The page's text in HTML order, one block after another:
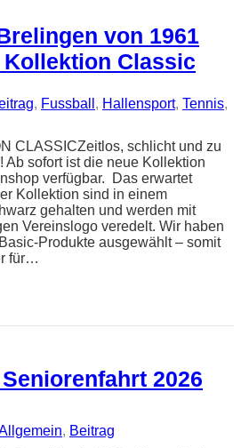
von 1961
Kollektion Classic
, Fussball , Hallensport, Tennis
CLASSICZeitlos, schlicht und zu
Ab sofort ist die neue Kollektion
verfügbar. Das erwartet
Kollektion sind in einem
gehalten und werden mit
Vereinslogo veredelt. Wir haben
Produkte ausgewählt – somit
für…
2026
, Beitrag